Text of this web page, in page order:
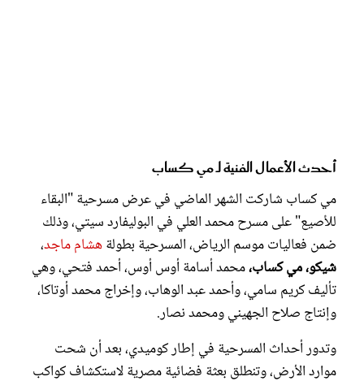
أحدث الأعمال الفنية لـ مي كساب
مي كساب شاركت الشهر الماضي في عرض مسرحية "البقاء
للأصيع" على مسرح محمد العلي في البوليفارد سيتي، وذلك
ضمن فعاليات موسم الرياض، المسرحية بطولةهشام ماجد،
شيكو، مي كساب،محمد أسامة أوس أوس، أحمد فتحي، وهي
تأليف كريم سامي، وأحمد عبد الوهاب، وإخراج محمد أوتاكا،
وإنتاج صلاح الجهيني ومحمد نصار.
وتدور أحداث المسرحية في إطار كوميدي، بعد أن شحت
موارد الأرض، وتنطلق بعثة فضائية مصرية لاستكشاف كواكب